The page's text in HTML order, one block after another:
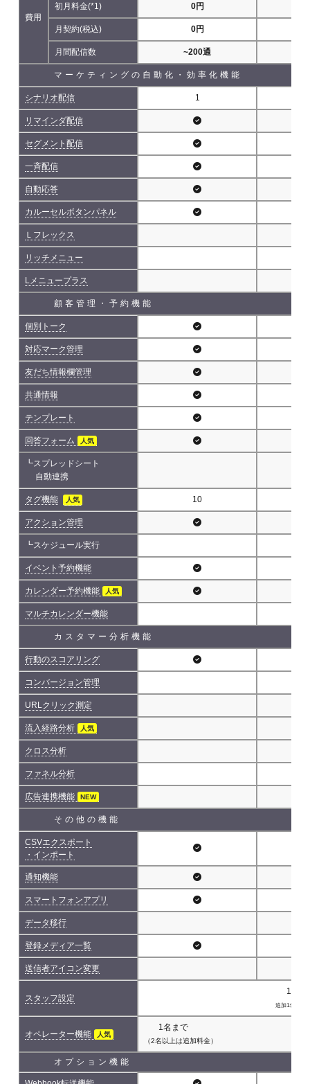
費用
初月料金(*1) 0円
月契約(税込) 0円
月間配信数 ~200通
マーケティングの自動化・効率化機能
シナリオ配信 1
リマインダ配信
セグメント配信
一斉配信
自動応答
カルーセルボタンパネル
Ｌフレックス
リッチメニュー
Lメニュープラス
顧客管理・予約機能
個別トーク
対応マーク管理
友だち情報欄管理
共通情報
テンプレート
回答フォーム 人気
┗スプレッドシート
自動連携
タグ機能 人気 10
アクション管理
┗スケジュール実行
イベント予約機能
カレンダー予約機能 人気
マルチカレンダー機能
カスタマー分析機能
行動のスコアリング
コンバージョン管理
URLクリック測定
流入経路分析 人気
クロス分析
ファネル分析
広告連携機能 NEW
その他の機能
CSVエクスポート
・インポート
通知機能
スマートフォンアプリ
データ移行
登録メディア一覧
送信者アイコン変更
スタッフ設定
1名(
追加1名につ
オペレーター機能 人気
1名まで
（2名以上は追加料金）
オプション機能